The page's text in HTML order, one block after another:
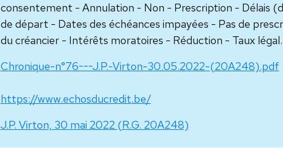
consentement - Annulation - Non - Prescription - Délais
de départ - Dates des échéances impayées - Pas de
du créancier - Intérêts moratoires - Réduction - Taux légal.
Chronique-n°76---J.P.-Virton-30.05.2022-(20A248).pdf
https://www.echosducredit.be/
J.P. Virton, 30 mai 2022 (R.G. 20A248)